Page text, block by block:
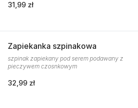
31,99 zł
Zapiekanka szpinakowa
szpinak zapiekany pod serem podawany z
pieczywem czosnkowym
32,99 zł